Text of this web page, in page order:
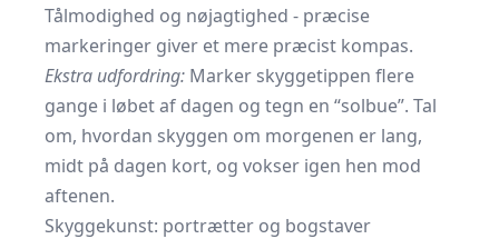
Tålmodighed og nøjagtighed - præcise
markeringer giver et mere præcist kompas.
Ekstra udfordring: Marker skyggetippen flere
gange i løbet af dagen og tegn en “solbue”. Tal
om, hvordan skyggen om morgenen er lang,
midt på dagen kort, og vokser igen hen mod
aftenen.
Skyggekunst: portrætter og bogstaver